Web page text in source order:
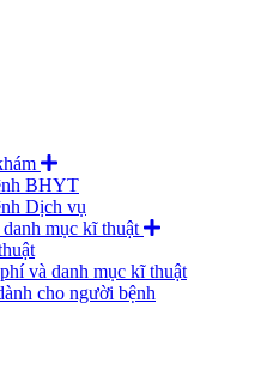
BHYT
Dịch vụ
mục kĩ thuật
và danh mục kĩ thuật
cho người bệnh